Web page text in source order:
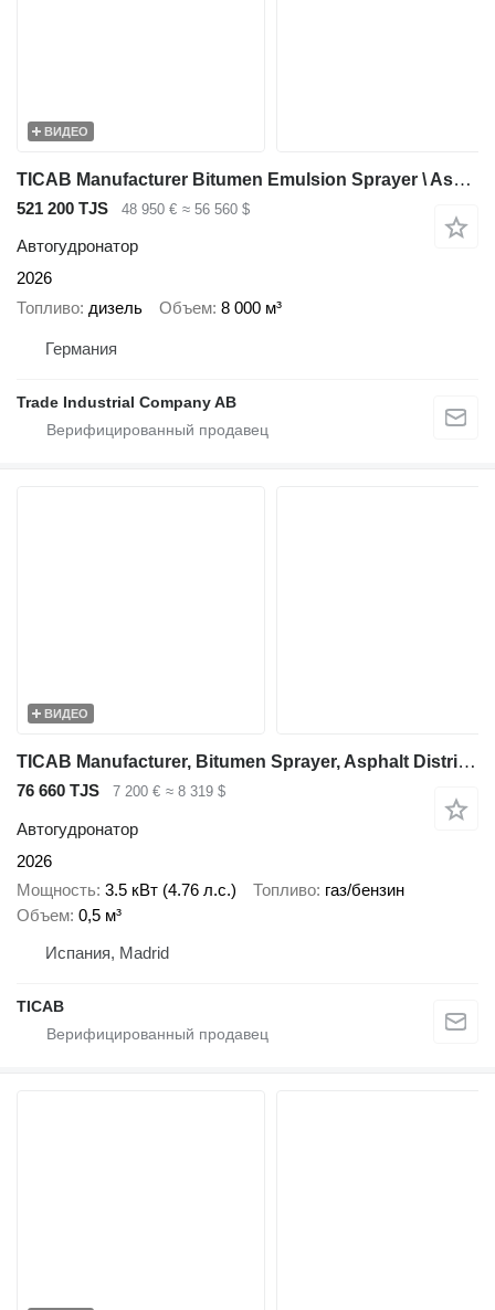
ВИДЕО
TICAB Manufacturer Bitumen Emulsion Sprayer \ Asphalt Sprayer 8000 L
521 200 TJS 48 950 € ≈ 56 560 $
Автогудронатор
2026
Топливо дизель Объем 8 000 м³
Германия
Trade Industrial Company AB
ВИДЕО
TICAB Manufacturer, Bitumen Sprayer, Asphalt Distributor, 500L
76 660 TJS 7 200 € ≈ 8 319 $
Автогудронатор
2026
Мощность 3.5 кВт (4.76 л.с.) Топливо газ/бензин
Объем 0,5 м³
Испания, Madrid
ТІСАВ